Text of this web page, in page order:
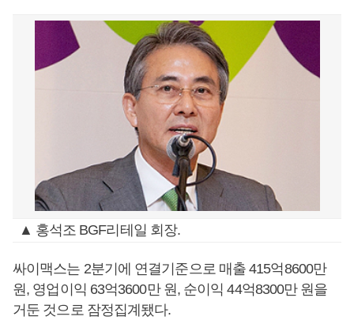
▲ 홍석조 BGF리테일 회장.
싸이맥스는 2분기에 연결기준으로 매출 415억8600만
원, 영업이익 63억3600만 원, 순이익 44억8300만 원을
거둔 것으로 잠정집계됐다.